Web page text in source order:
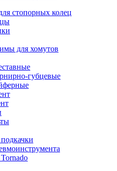
стопорных колец
для хомутов
губцевые